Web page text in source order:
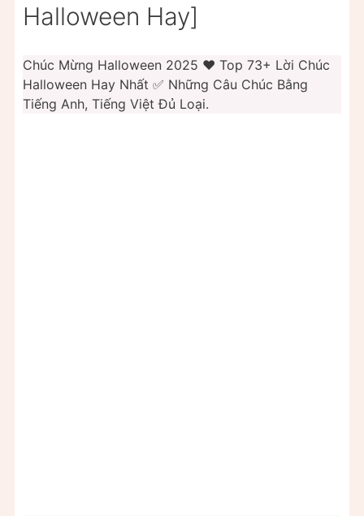
Halloween Hay]
Chúc Mừng Halloween 2025 ❤️ Top 73+ Lời Chúc
Halloween Hay Nhất ✅ Những Câu Chúc Bằng
Tiếng Anh, Tiếng Việt Đủ Loại.